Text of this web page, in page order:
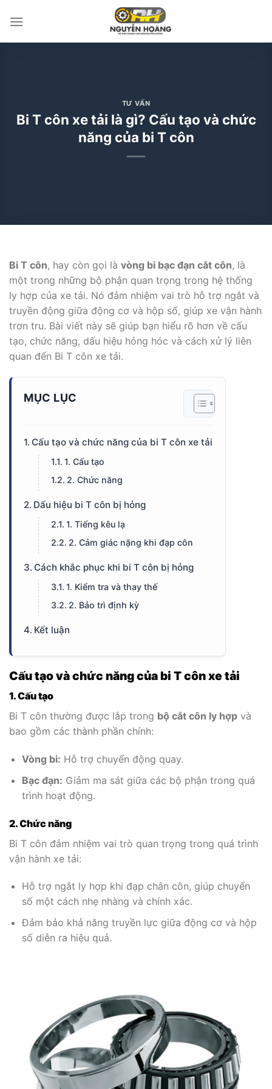
qua
TƯ VẤN
Bi T côn xe tải là gì? Cấu tạo và chức
năng của bi T côn
Bi T côn, hay còn gọi là vòng bi bạc đạn cắt côn, là
một trong những bộ phận quan trọng trong hệ thống
ly hợp của xe tải. Nó đảm nhiệm vai trò hỗ trợ ngắt và
truyền động giữa động cơ và hộp số, giúp xe vận hành
trơn tru. Bài viết này sẽ giúp bạn hiểu rõ hơn về cấu
tạo, chức năng, dấu hiệu hỏng hóc và cách xử lý liên
quan đến Bi T côn xe tải.
MỤC LỤC
Cấu tạo và chức năng của bi T côn xe tải
1. Cấu tạo
2. Chức năng
Dấu hiệu bi T côn bị hỏng
1. Tiếng kêu lạ
2. Cảm giác nặng khi đạp côn
Cách khắc phục khi bi T côn bị hỏng
1. Kiểm tra và thay thế
2. Bảo trì định kỳ
Kết luận
Cấu tạo và chức năng của bi T côn xe tải
1. Cấu tạo
Bi T côn thường được lắp trong bộ cắt côn ly hợp và
bao gồm các thành phần chính:
Vòng bi: Hỗ trợ chuyển động quay.
Bạc đạn: Giảm ma sát giữa các bộ phận trong quá
trình hoạt động.
2. Chức năng
Bi T côn đảm nhiệm vai trò quan trọng trong quá trình
vận hành xe tải:
Hỗ trợ ngắt ly hợp khi đạp chân côn, giúp chuyển
số một cách nhẹ nhàng và chính xác.
Đảm bảo khả năng truyền lực giữa động cơ và hộp
số diễn ra hiệu quả.